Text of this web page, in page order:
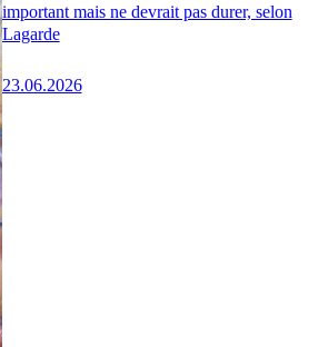
important mais ne devrait pas durer, selon
Lagarde
23.06.2026